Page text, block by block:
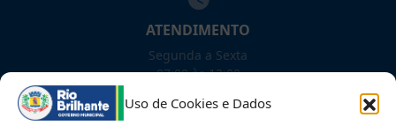
Uso de Cookies e Dados
ATENDIMENTO
Segunda a Sexta
07:00 às 13:00